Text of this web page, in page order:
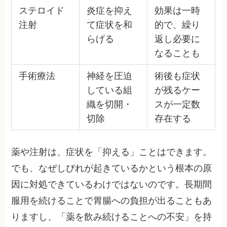
ステロイド
注射
炎症を抑え
て症状を和
らげる
効果は一時
的で、繰り
返し必要に
なることも
手術療法
神経を圧迫
している組
織を切開・
切除
術後も症状
が残るケー
スが一定数
存在する
薬や注射は、症状を「抑える」ことはできます。
でも、なぜしびれが起きているかという根本の原
因に対処できているわけではないのです。長期間
服用を続けることで胃腸への負担が出ることもあ
りますし、「薬を飲み続けることへの不安」を持